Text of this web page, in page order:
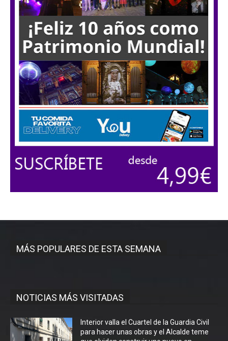
MÁS POPULARES DE ESTA SEMANA
NOTICIAS MÁS VISITADAS
Interior valla el Cuartel de la Guardia Civil
para hacer unas obras y el Alcalde teme